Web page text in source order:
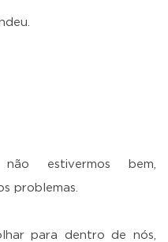
estivermos bem,
problemas.
para dentro de nós,